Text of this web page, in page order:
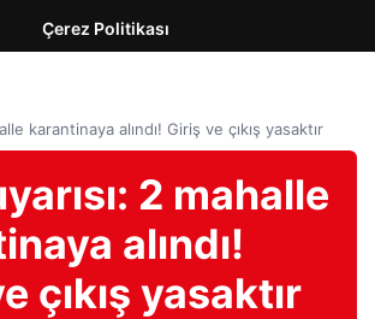
Çerez Politikası
karantinaya alındı! Giriş ve çıkış yasaktır
2 mahalle
alındı!
çıkış yasaktır